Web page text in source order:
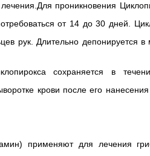
проникновения
от 14 до 30 дней.
рук. Длительно депонируется в
сохраняется в
крови после его
применяют для лечения